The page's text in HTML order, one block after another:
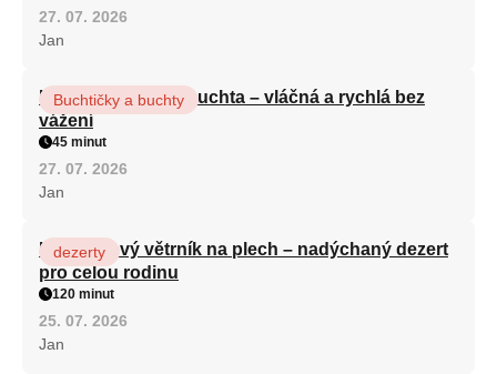
27. 07. 2026
Jan
Hrnková maková buchta – vláčná a rychlá bez
vážení
Buchtičky a buchty
45 minut
27. 07. 2026
Jan
Karamelový větrník na plech – nadýchaný dezert
pro celou rodinu
dezerty
120 minut
25. 07. 2026
Jan